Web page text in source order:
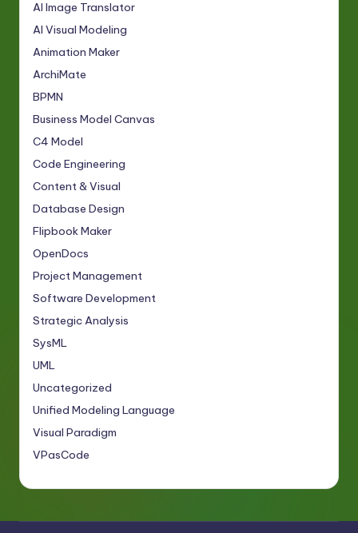
AI Image Translator
AI Visual Modeling
Animation Maker
ArchiMate
BPMN
Business Model Canvas
C4 Model
Code Engineering
Content & Visual
Database Design
Flipbook Maker
OpenDocs
Project Management
Software Development
Strategic Analysis
SysML
UML
Uncategorized
Unified Modeling Language
Visual Paradigm
VPasCode